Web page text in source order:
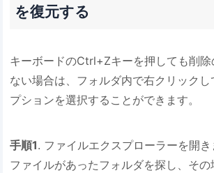
を復元する
キーボードのCtrl+Zキーを押しても削除
ない場合は、フォルダ内で右クリック
プションを選択することができます。
手順1. ファイルエクスプローラーを開
ファイルがあったフォルダを探し、その